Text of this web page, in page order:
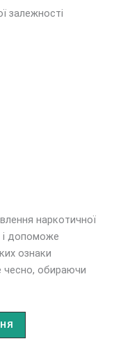
залежності
наркотичної
і допоможе
ознаки
чесно, обираючи